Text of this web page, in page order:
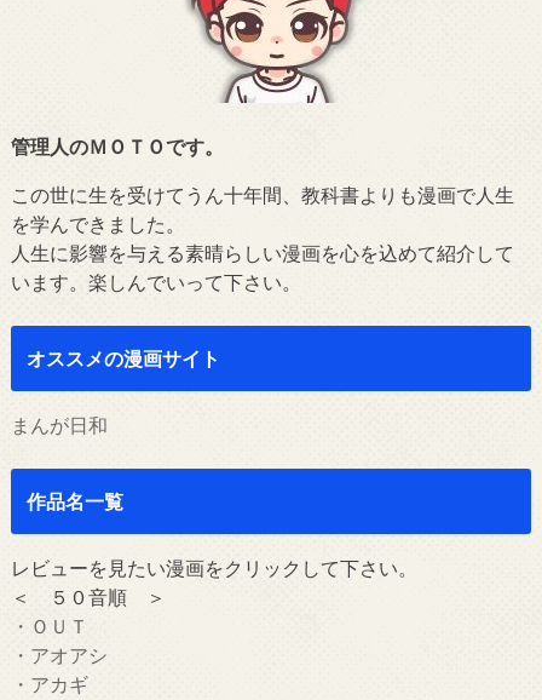
管理人のＭＯＴＯです。
この世に生を受けてうん十年間、教科書よりも漫画で人生
を学んできました。
人生に影響を与える素晴らしい漫画を心を込めて紹介して
います。楽しんでいって下さい。
オススメの漫画サイト
まんが日和
作品名一覧
レビューを見たい漫画をクリックして下さい。
＜ ５０音順 ＞
・ＯＵＴ
・アオアシ
・アカギ